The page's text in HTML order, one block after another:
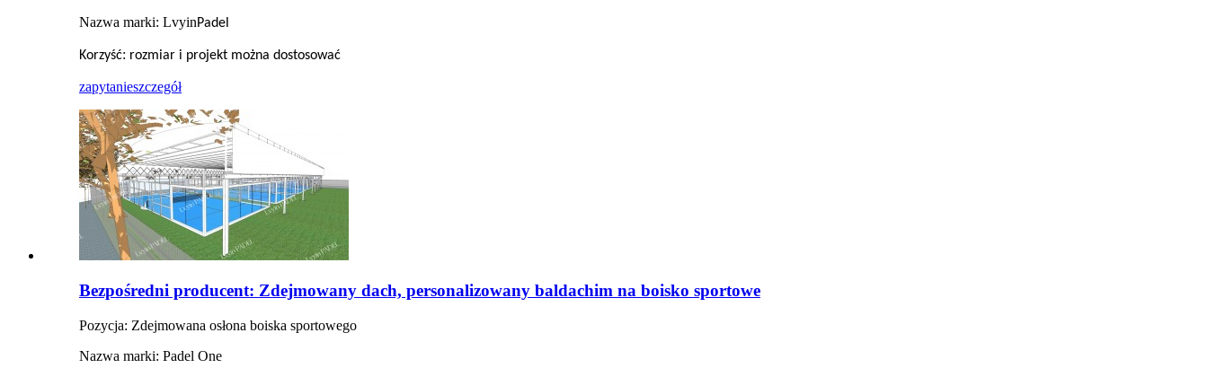
Nazwa marki: LvyinPadel
Korzyść: rozmiar i projekt można dostosować
zapytanieszczegół
Bezpośredni producent: Zdejmowany dach, personalizowany baldachim na boisko sportowe
Pozycja: Zdejmowana osłona boiska sportowego
Nazwa marki: Padel One